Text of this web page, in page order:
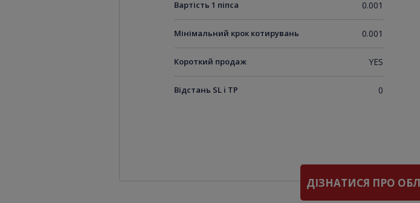
Вартість 1 піпса 0.001
Мінімальний крок котирувань 0.001
Короткий продаж YES
Відстань SL i TP 0
ДІЗНАТИСЯ ПРО